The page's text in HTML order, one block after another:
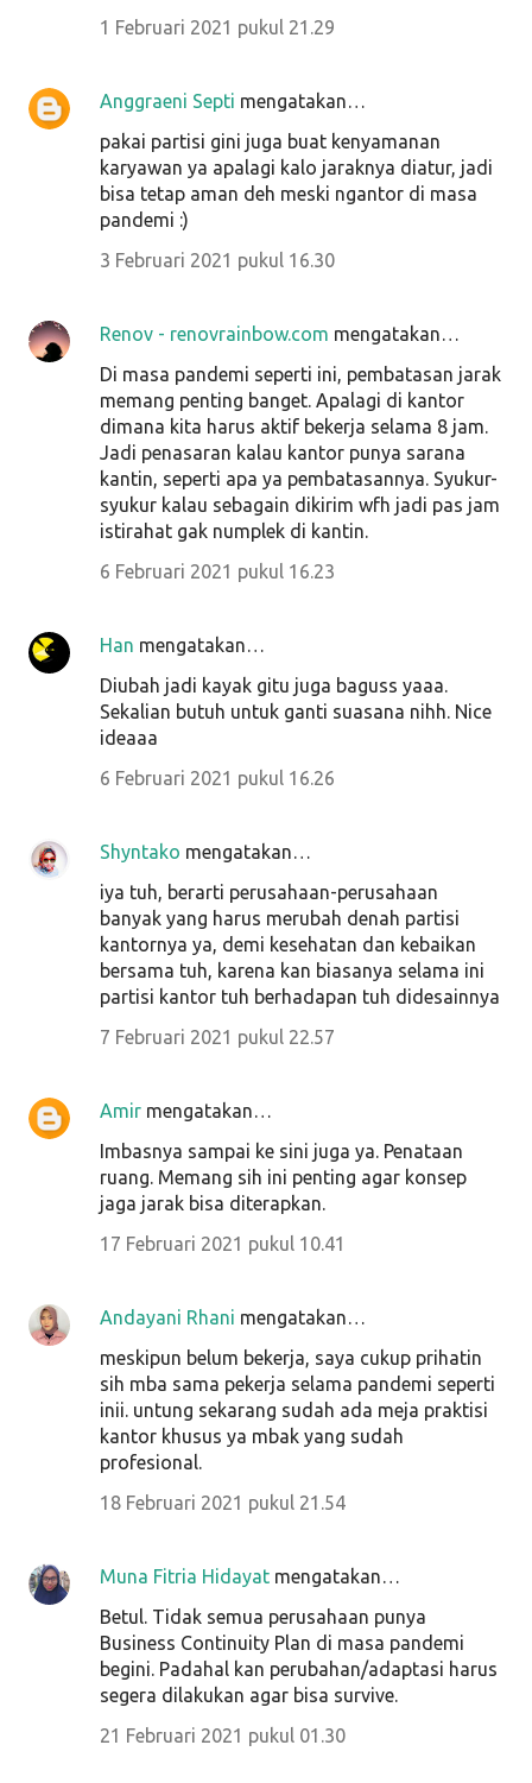
1 Februari 2021 pukul 21.29
Anggraeni Septi mengatakan…
pakai partisi gini juga buat kenyamanan
karyawan ya apalagi kalo jaraknya diatur, jadi
bisa tetap aman deh meski ngantor di masa
pandemi :)
3 Februari 2021 pukul 16.30
Renov - renovrainbow.com mengatakan…
Di masa pandemi seperti ini, pembatasan jarak
memang penting banget. Apalagi di kantor
dimana kita harus aktif bekerja selama 8 jam.
Jadi penasaran kalau kantor punya sarana
kantin, seperti apa ya pembatasannya. Syukur-
syukur kalau sebagain dikirim wfh jadi pas jam
istirahat gak numplek di kantin.
6 Februari 2021 pukul 16.23
Han mengatakan…
Diubah jadi kayak gitu juga baguss yaaa.
Sekalian butuh untuk ganti suasana nihh. Nice
ideaaa
6 Februari 2021 pukul 16.26
Shyntako mengatakan…
iya tuh, berarti perusahaan-perusahaan
banyak yang harus merubah denah partisi
kantornya ya, demi kesehatan dan kebaikan
bersama tuh, karena kan biasanya selama ini
partisi kantor tuh berhadapan tuh didesainnya
7 Februari 2021 pukul 22.57
Amir mengatakan…
Imbasnya sampai ke sini juga ya. Penataan
ruang. Memang sih ini penting agar konsep
jaga jarak bisa diterapkan.
17 Februari 2021 pukul 10.41
Andayani Rhani mengatakan…
meskipun belum bekerja, saya cukup prihatin
sih mba sama pekerja selama pandemi seperti
inii. untung sekarang sudah ada meja praktisi
kantor khusus ya mbak yang sudah
profesional.
18 Februari 2021 pukul 21.54
Muna Fitria Hidayat mengatakan…
Betul. Tidak semua perusahaan punya
Business Continuity Plan di masa pandemi
begini. Padahal kan perubahan/adaptasi harus
segera dilakukan agar bisa survive.
21 Februari 2021 pukul 01.30